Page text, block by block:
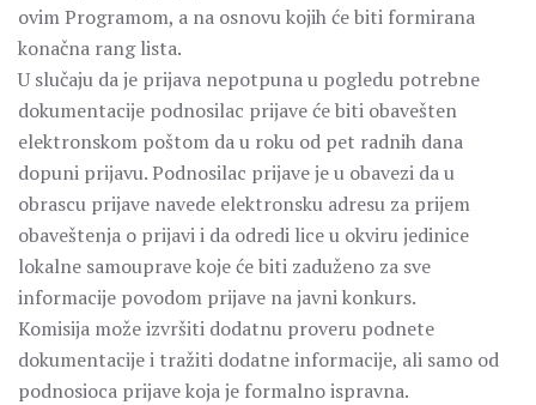
ovim Programom, a na osnovu kojih će biti formirana
konačna rang lista.
U slučaju da je prijava nepotpuna u pogledu potrebne
dokumentacije podnosilac prijave će biti obavešten
elektronskom poštom da u roku od pet radnih dana
dopuni prijavu. Podnosilac prijave je u obavezi da u
obrascu prijave navede elektronsku adresu za prijem
obaveštenja o prijavi i da odredi lice u okviru jedinice
lokalne samouprave koje će biti zaduženo za sve
informacije povodom prijave na javni konkurs.
Komisija može izvršiti dodatnu proveru podnete
dokumentacije i tražiti dodatne informacije, ali samo od
podnosioca prijave koja je formalno ispravna.